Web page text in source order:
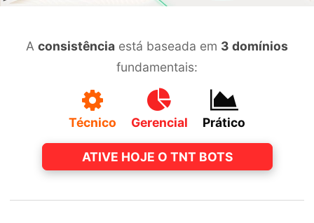
A consistência está baseada em 3 domínios
fundamentais:
Técnico Gerencial Prático
ATIVE HOJE O TNT BOTS